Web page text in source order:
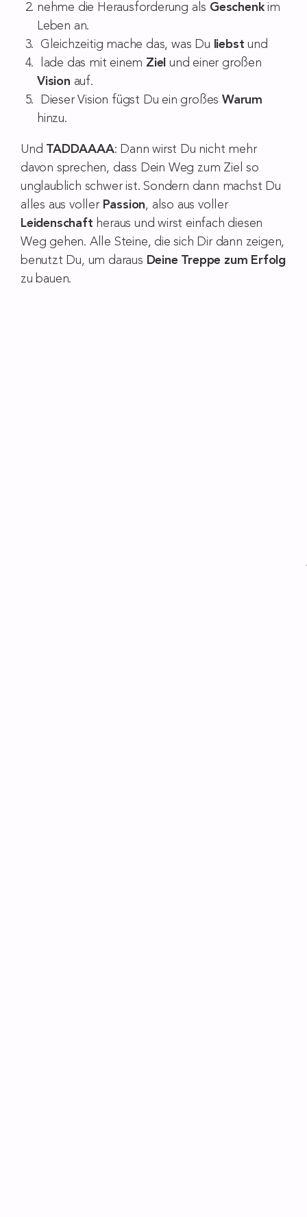
nehme die Herausforderung als Geschenkim
Leben an.
Gleichzeitig mache das, was Du liebst und
lade das mit einem Ziel und einer großen
Vision auf.
Dieser Vision fügst Du ein großes Warum
hinzu.
Und TADDAAAA: Dann wirst Du nicht mehr
davon sprechen, dass Dein Weg zum Ziel so
unglaublich schwer ist. Sondern dann machst Du
alles aus voller Passion, also aus voller
Leidenschaft heraus und wirst einfach diesen
Weg gehen. Alle Steine, die sich Dir dann zeigen,
benutzt Du, um daraus Deine Treppe zum Erfolg
zu bauen.